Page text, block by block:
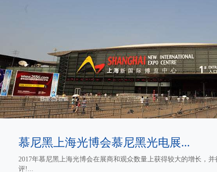
慕尼黑上海光博会慕尼黑光电展...
2017年慕尼黑上海光博会在展商和观众数量上获得较大的增长，
评!...